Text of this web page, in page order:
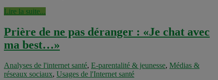
Lire la suite...
Prière de ne pas déranger : «Je chat avec
ma best…»
Analyses de l'internet santé, E-parentalité & jeunesse, Médias &
réseaux sociaux, Usages de l'Internet santé